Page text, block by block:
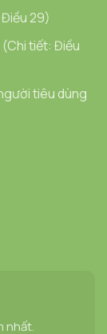
29)
tiết: Điều
tiêu dùng
nhất.